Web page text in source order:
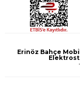
Erinöz Bahçe